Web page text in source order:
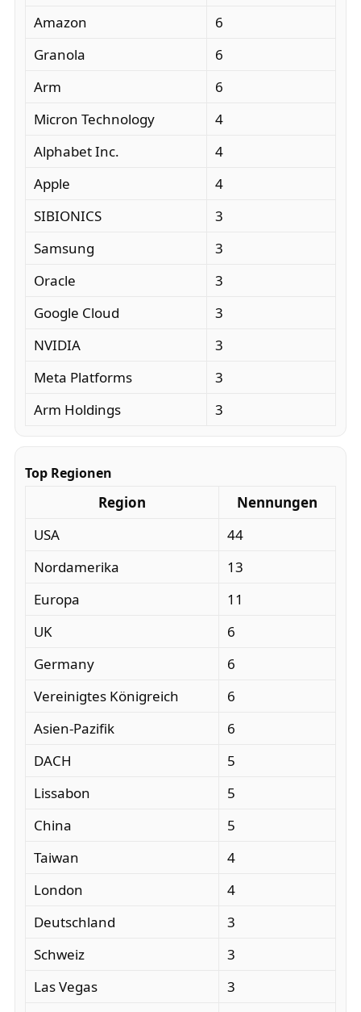
Amazon
6
Granola
6
Arm
6
Micron Technology
4
Alphabet Inc.
4
Apple
4
SIBIONICS
3
Samsung
3
Oracle
3
Google Cloud
3
NVIDIA
3
Meta Platforms
3
Arm Holdings
3
Top Regionen
Region
Nennungen
USA
44
Nordamerika
13
Europa
11
UK
6
Germany
6
Vereinigtes Königreich
6
Asien-Pazifik
6
DACH
5
Lissabon
5
China
5
Taiwan
4
London
4
Deutschland
3
Schweiz
3
Las Vegas
3